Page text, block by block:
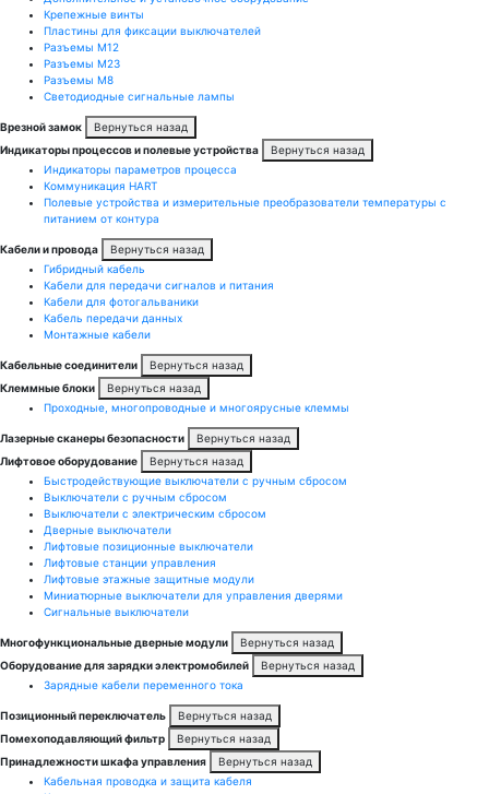
Крепежные винты
Пластины для фиксации выключателей
Разъемы M12
Разъемы M23
Разъемы M8
Светодиодные сигнальные лампы
Врезной замок
Вернуться назад
Индикаторы процессов и полевые устройства
Вернуться назад
Индикаторы параметров процесса
Коммуникация HART
Полевые устройства и измерительные преобразователи температуры с
питанием от контура
Кабели и провода
Вернуться назад
Гибридный кабель
Кабели для передачи сигналов и питания
Кабели для фотогальваники
Кабель передачи данных
Монтажные кабели
Кабельные соединители
Вернуться назад
Клеммные блоки
Вернуться назад
Проходные, многопроводные и многоярусные клеммы
Лазерные сканеры безопасности
Вернуться назад
Лифтовое оборудование
Вернуться назад
Быстродействующие выключатели с ручным сбросом
Выключатели с ручным сбросом
Выключатели с электрическим сбросом
Дверные выключатели
Лифтовые позиционные выключатели
Лифтовые станции управления
Лифтовые этажные защитные модули
Миниатюрные выключатели для управления дверями
Сигнальные выключатели
Многофункциональные дверные модули
Вернуться назад
Оборудование для зарядки электромобилей
Вернуться назад
Зарядные кабели переменного тока
Позиционный переключатель
Вернуться назад
Помехоподавляющий фильтр
Вернуться назад
Принадлежности шкафа управления
Вернуться назад
Кабельная проводка и защита кабеля